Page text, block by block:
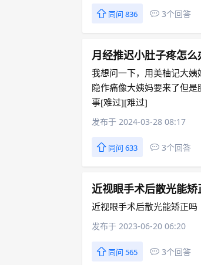
同问 836 3个回答
月经推迟小肚子疼怎么
我想问一下，用美柚记大
隐作痛像大姨妈要来了但
事[难过][难过]
发布于 2024-03-28 08:17
同问 633 3个回答
近视眼手术后散光能矫
近视眼手术后散光能矫正吗
发布于 2023-06-20 06:20
同问 565 3个回答